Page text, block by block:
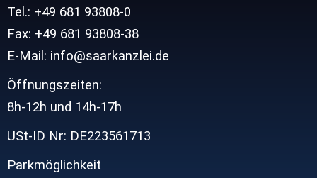
Tel.: +49 681 93808-0
Fax: +49 681 93808-38
E-Mail: info@saarkanzlei.de
Öffnungszeiten:
8h-12h und 14h-17h
USt-ID Nr: DE223561713
Parkmöglichkeit